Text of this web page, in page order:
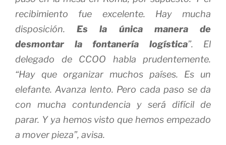
recibimiento fue excelente. Hay mucha
disposición.Es la única manera de
desmontar la fontanería logística”. El
delegado de CCOO habla prudentemente.
“Hay que organizar muchos países. Es un
elefante. Avanza lento. Pero cada paso se da
con mucha contundencia y será difícil de
parar. Y ya hemos visto que hemos empezado
a mover pieza”, avisa.